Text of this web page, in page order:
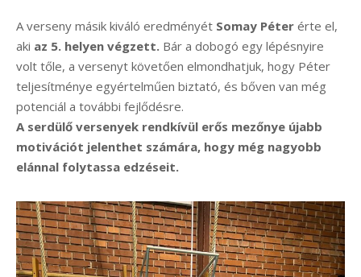
A verseny másik kiváló eredményét Somay Péter érte el,
aki az 5. helyen végzett. Bár a dobogó egy lépésnyire
volt tőle, a versenyt követően elmondhatjuk, hogy Péter
teljesítménye egyértelműen biztató, és bőven van még
potenciál a további fejlődésre.
A serdülő versenyek rendkívül erős mezőnye újabb
motivációt jelenthet számára, hogy még nagyobb
elánnal folytassa edzéseit.